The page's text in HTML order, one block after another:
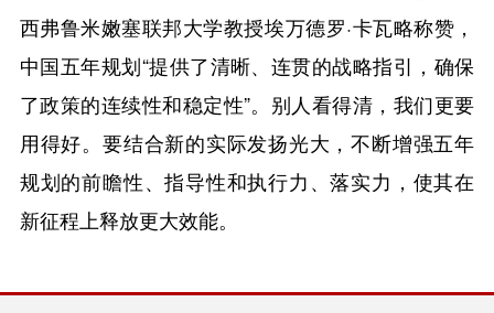
西弗鲁米嫩塞联邦大学教授埃万德罗·卡瓦略称赞，
中国五年规划“提供了清晰、连贯的战略指引，确保
了政策的连续性和稳定性”。别人看得清，我们更要
用得好。要结合新的实际发扬光大，不断增强五年
规划的前瞻性、指导性和执行力、落实力，使其在
新征程上释放更大效能。